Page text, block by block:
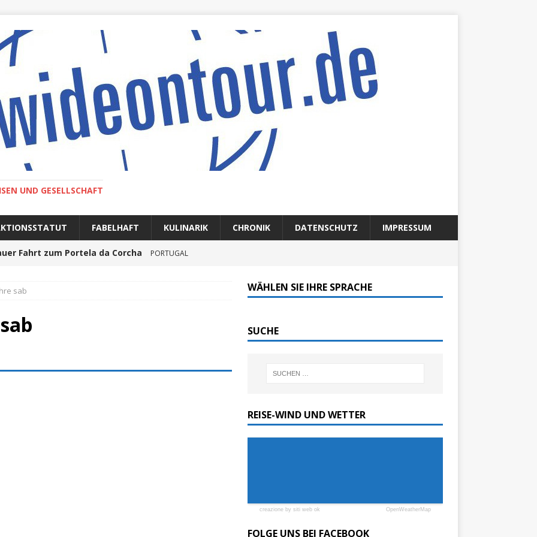
UND GESELLSCHAFT
FABELHAFT KULINARIK CHRONIK DATENSCHUTZ IMPRESSUM
Fahrt zum Portela da Corcha PORTUGAL
sofort elektrisch: Halligbahn wird modernisiert
sab WÄHLEN SIE IHRE SPRACHE
SUCHE
REISE-WIND UND WETTER
creazione by siti web ok OpenWeatherMap
FOLGE UNS BEI FACEBOOK